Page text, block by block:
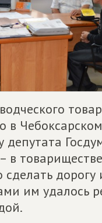
в
депутата
в товариществе
дорогу
им удалось